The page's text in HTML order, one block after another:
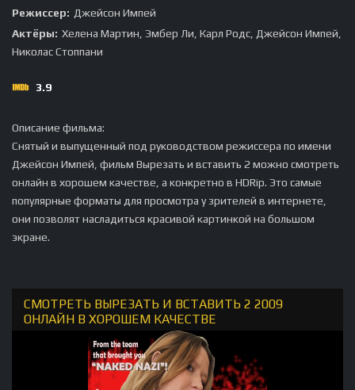
Режиссер: Джейсон Импей
Актёры: Хелена Мартин, Эмбер Ли, Карл Родс, Джейсон Импей,
Николас Стоппани
3.9
Описание фильма:
Снятый и выпущенный под руководством режиссера по имени
Джейсон Импей, фильм Вырезать и вставить 2 можно смотреть
онлайн в хорошем качестве, а конкретно в HDRip. Это самые
популярные форматы для просмотра у зрителей в интернете,
они позволят насладиться красивой картинкой на большом
экране.
СМОТРЕТЬ ВЫРЕЗАТЬ И ВСТАВИТЬ 2 2009
ОНЛАЙН В ХОРОШЕМ КАЧЕСТВЕ